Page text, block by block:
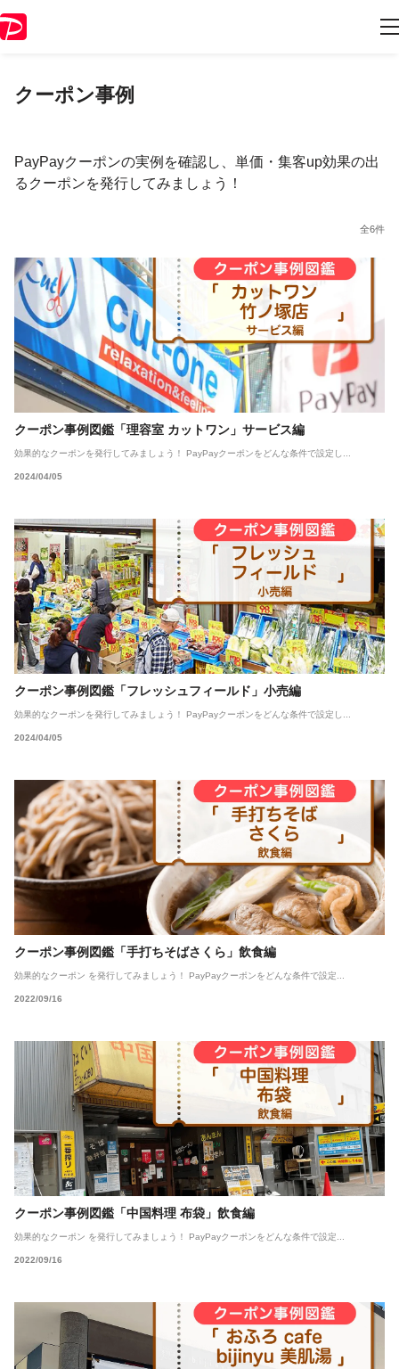
クーポン事例
PayPayクーポンの実例を確認し、単価・集客up効果の出
るクーポンを発行してみましょう！
全6件
クーポン事例図鑑「理容室 カットワン」サービス編
効果的なクーポンを発行してみましょう！ PayPayクーポンをどんな条件で設定し...
2024/04/05
クーポン事例図鑑「フレッシュフィールド」小売編
効果的なクーポンを発行してみましょう！ PayPayクーポンをどんな条件で設定し...
2024/04/05
クーポン事例図鑑「手打ちそばさくら」飲食編
効果的なクーポン を発行してみましょう！ PayPayクーポンをどんな条件で設定...
2022/09/16
クーポン事例図鑑「中国料理 布袋」飲食編
効果的なクーポン を発行してみましょう！ PayPayクーポンをどんな条件で設定...
2022/09/16